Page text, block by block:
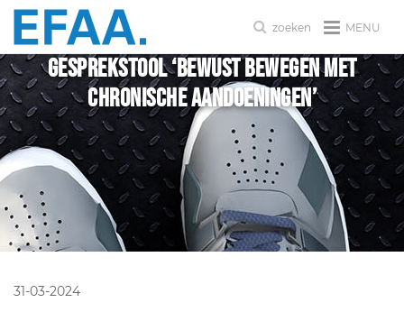
MENU
zoeken
Gesprekstool ‘Bewust Bewegen met
chronische aandoeningen’
31-03-2024